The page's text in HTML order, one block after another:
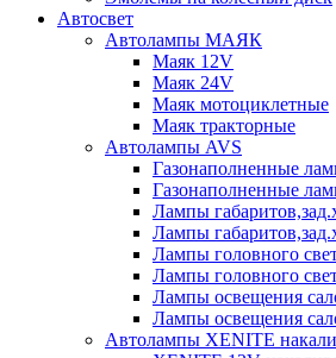
Автосвет
Автолампы МАЯК
Маяк 12V
Маяк 24V
Маяк мотоциклетные
Маяк тракторные
Автолампы AVS
Газонаполненные
Газонаполненные
Лампы
Лампы
Лампы головного
Лампы головного
Лампы освещения
Лампы освещения
Автолампы XENITE